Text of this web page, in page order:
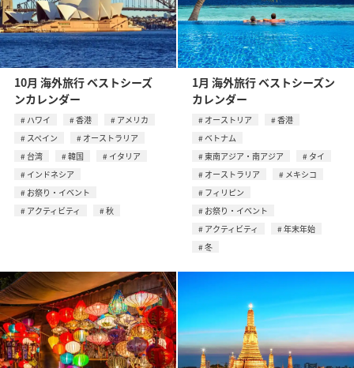
10月 海外旅行 ベストシーズ
ンカレンダー
ハワイ 香港
アメリカ
スペイン
オーストラリア
台湾
韓国
イタリア
インドネシア
お祭り・イベント
アクティビティ
秋
1月 海外旅行 ベストシーズン
カレンダー
オーストリア
香港
ベトナム
東南アジア・南アジア
タイ
オーストラリア
メキシコ
フィリピン
お祭り・イベント
アクティビティ
年末年始
冬